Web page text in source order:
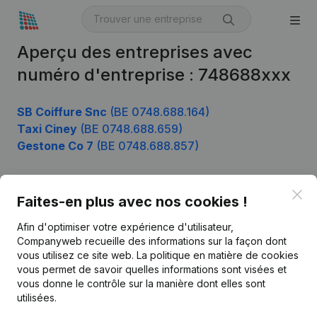
Aperçu des entreprises avec
numéro d'entreprise : 748688xxx
SB Coiffure Snc (BE 0748.688.164)
Taxi Ciney (BE 0748.688.659)
Gestone Co 7 (BE 0748.688.857)
Faites-en plus avec nos cookies !
Afin d'optimiser votre expérience d'utilisateur,
Companyweb recueille des informations sur la façon dont
vous utilisez ce site web. La politique en matière de cookies
vous permet de savoir quelles informations sont visées et
vous donne le contrôle sur la manière dont elles sont
utilisées.
Français
Kantorenpark Everest
Produit
Informations d’entreprise
Monitoring
Recherche internationale